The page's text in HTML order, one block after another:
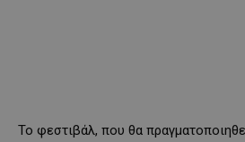
Το φεστιβάλ, που θα